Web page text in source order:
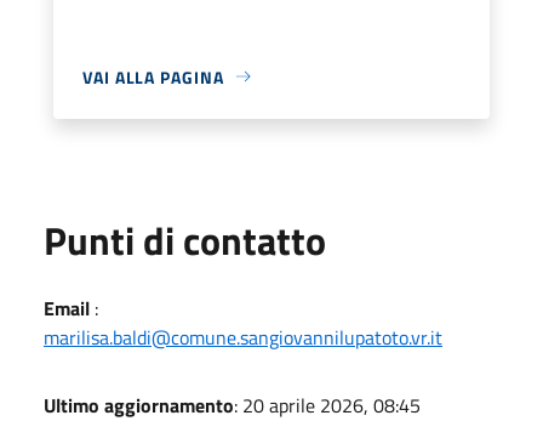
VAI ALLA PAGINA
Punti di contatto
Email :
marilisa.baldi@comune.sangiovannilupatoto.vr.it
Ultimo aggiornamento: 20 aprile 2026, 08:45